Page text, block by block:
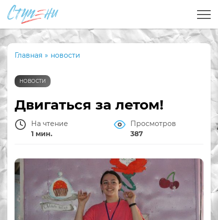
Главная » новости
НОВОСТИ
Двигаться за летом!
На чтение
1 мин.
Просмотров
387